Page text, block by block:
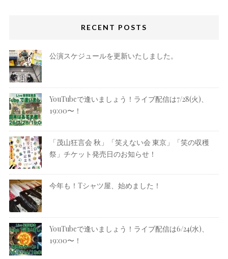
RECENT POSTS
公演スケジュールを更新いたしました。
YouTubeで逢いましょう！ライブ配信は7/28(火)、
19:00〜！
「茂山狂言会 秋」「笑えない会 東京」「笑の収穫
祭」チケット発売日のお知らせ！
今年も！Tシャツ屋、始めました！
YouTubeで逢いましょう！ライブ配信は6/24(水)、
19:00〜！